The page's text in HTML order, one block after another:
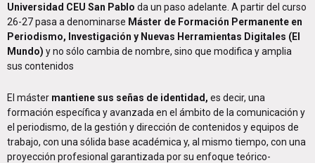
Universidad CEU San Pablo da un paso adelante. A partir del curso
26-27 pasa a denominarse Máster de Formación Permanente en
Periodismo, Investigación y Nuevas Herramientas Digitales (El
Mundo) y no sólo cambia de nombre, sino que modifica y amplia
sus contenidos
El máster mantiene sus señas de identidad, es decir, una
formación específica y avanzada en el ámbito de la comunicación y
el periodismo, de la gestión y dirección de contenidos y equipos de
trabajo, con una sólida base académica y, al mismo tiempo, con una
proyección profesional garantizada por su enfoque teórico-